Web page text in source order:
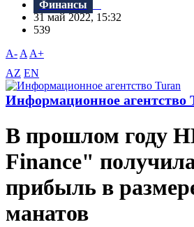
Финансы
31 май 2022, 15:32
539
A- A A+
AZ EN
Информационное агентство
В прошлом году
Finance"
прибыль в
манатов